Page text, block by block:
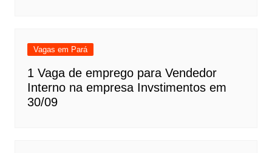
Vagas em Pará
1 Vaga de emprego para Vendedor
Interno na empresa Invstimentos em
30/09